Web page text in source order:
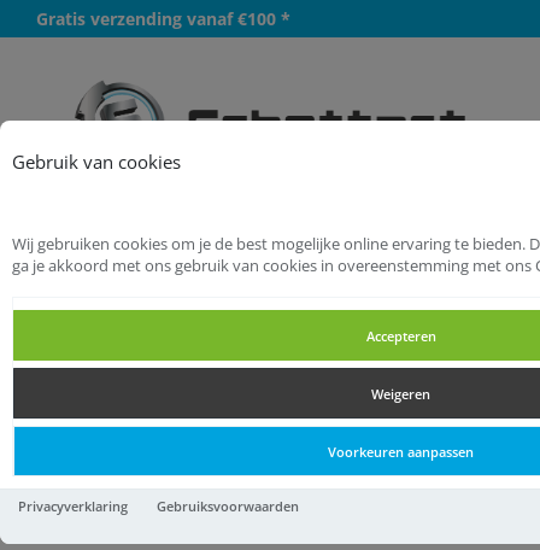
Gebruik van cookies
Wij gebruiken cookies om je de best mogelijke online ervaring te bieden.
ga je akkoord met ons gebruik van cookies in overeenstemming met ons
Accepteren
Weigeren
Voorkeuren aanpassen
Privacyverklaring Gebruiksvoorwaarden
Gratis verzending vanaf €100 *
Startpagina
Elektra
Schakelmateriaal
Contactstoppen
Contactstoppen
Contactstoppen
Contrastekker ra pvc 10/16a